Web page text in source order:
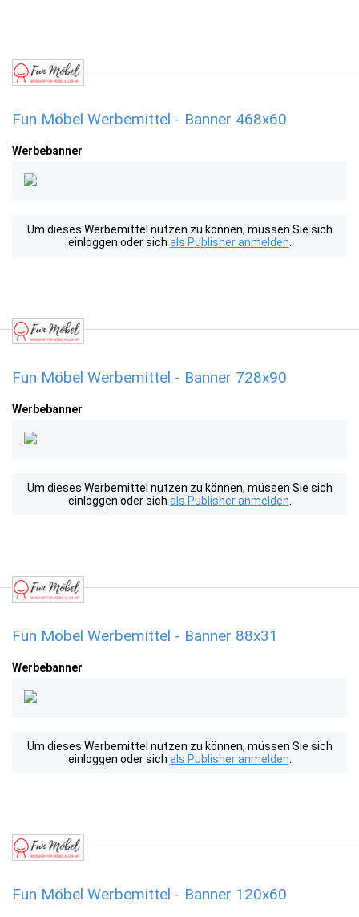
Fun Möbel Werbemittel - Banner 468x60
Werbebanner
Um dieses Werbemittel nutzen zu können, müssen Sie sich
einloggen oder sich als Publisher anmelden
Fun Möbel Werbemittel - Banner 728x90
Werbebanner
Um dieses Werbemittel nutzen zu können, müssen Sie sich
einloggen oder sich als Publisher anmelden
Fun Möbel Werbemittel - Banner 88x31
Werbebanner
Um dieses Werbemittel nutzen zu können, müssen Sie sich
einloggen oder sich als Publisher anmelden
Fun Möbel Werbemittel - Banner 120x60